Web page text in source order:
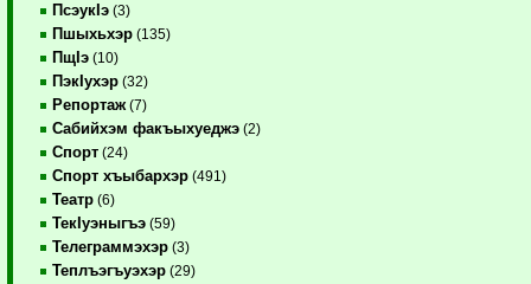
ПсэукIэ (3)
Пшыхьхэр (135)
ПщIэ (10)
ПэкIухэр (32)
Репортаж (7)
Сабийхэм факъыхуеджэ (2)
Спорт (24)
Спорт хъыбархэр (491)
Театр (6)
ТекIуэныгъэ (59)
Телеграммэхэр (3)
Теплъэгъуэхэр (29)